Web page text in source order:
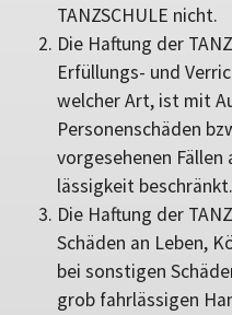
TANZSCHULE nicht.
Die Haftung der
Erfüllungs- und
welcher Art, ist mit
Personenschäden
vorgesehenen
lässigkeit beschränkt.
Die Haftung der
Schäden an Leben,
bei sonstigen
grob fahrlässigen